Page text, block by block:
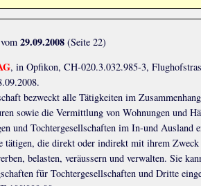
vom29.09.2008 (Seite 22)
, in Opfikon, CH-020.3.032.985-3,
bezweckt alle Tätigkeiten im
sowie die Vermittlung von Wohnungen und
und Tochtergesellschaften im In-und
tätigen, die direkt oder indirekt mit ihrem
belasten, veräussern und verwalten. Sie
für Tochtergesellschaften und Dritte